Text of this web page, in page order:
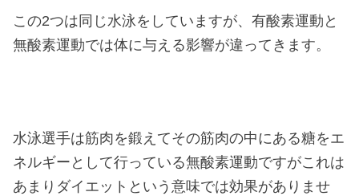
この2つは同じ水泳をしていますが、有酸素運動と
無酸素運動では体に与える影響が違ってきます。
水泳選手は筋肉を鍛えてその筋肉の中にある糖をエ
ネルギーとして行っている無酸素運動ですがこれは
あまりダイエットという意味では効果がありませ